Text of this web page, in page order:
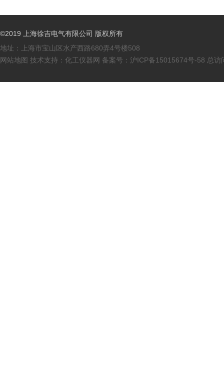
©2019 上海徐吉电气有限公司 版权所有
地址：上海市宝山区水产西路680弄4号楼508
网站地图 技术支持： 化工仪器网 备案号： 沪ICP备15015674号-58 总访